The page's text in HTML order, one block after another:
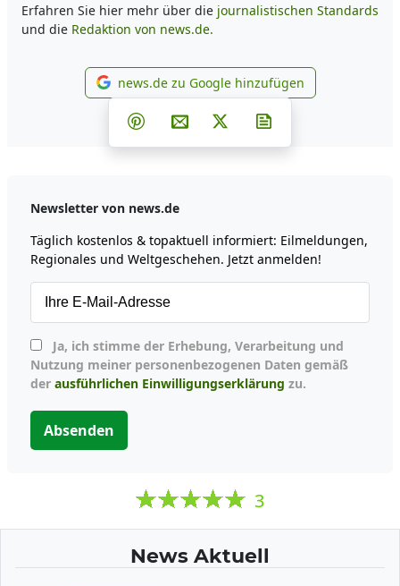
Erfahren Sie hier mehr über die journalistischen Standards
und die Redaktion von news.de.
news.de zu Google
news.de zu Google hinzufügen
Teilen auf Facebook
Teilen auf Whatsapp
Teilen auf Telegram
Teilen auf Pinterest
Per E-Mail teilen
Post auf X
Newsletter von news.de
Täglich kostenlos & topaktuell informiert: Eilmeldungen,
Regionales und Weltgeschehen. Jetzt anmelden!
Nutzung meiner personenbezogenen Daten gemäß
der ausführlichen Einwilligungserklärung zu.
Absenden
3
News Aktuell